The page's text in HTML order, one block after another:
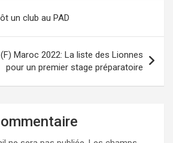
un club au PAD
Maroc 2022: La liste des Lionnes
pour un premier stage préparatoire